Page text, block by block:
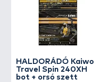
HALDORÁDÓ Kaiwo
Travel Spin 240XH
bot + orsó szett